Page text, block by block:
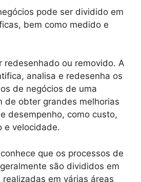
pode ser dividido em
bem como medido e
redesenhado ou removido. A
analisa e redesenha os
de negócios de uma
de obter grandes melhorias
desempenho, como custo,
e velocidade.
que os processos de
são divididos em
em várias áreas